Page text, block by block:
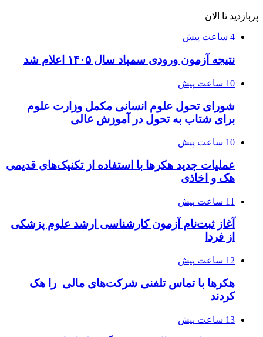
پربازدید تا الان
4 ساعت پیش
نتیجه آزمون ورودی سمپاد سال ۱۴۰۵ اعلام شد
10 ساعت پیش
شورای تحول علوم انسانی مکمل وزارت علوم
برای شتاب به تحول در آموزش عالی
10 ساعت پیش
عملیات جدید هکرها با استفاده از تکنیک‌های قدیمی
هک و اخاذی
11 ساعت پیش
آغاز ثبت‌نام‌ آزمون کارشناسی ارشد علوم پزشکی
از فردا
12 ساعت پیش
هکرها با تماس تلفنی شرکت‌های مالی را هک
کردند
13 ساعت پیش